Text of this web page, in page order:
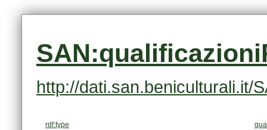
http://dati.san.beniculturali.it/
rdf:type